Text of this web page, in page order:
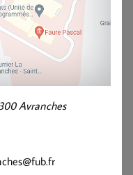
Avranches